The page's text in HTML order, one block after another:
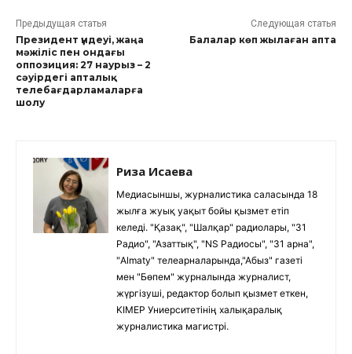
Предыдущая статья
Президент үндеуі, жаңа
мәжіліс пен ондағы
оппозиция: 27 наурыз – 2
сәуірдегі апталық
телебағдарламаларға
шолу
Следующая статья
Балалар көп жылаған апта
Риза Исаева
Медиасыншы, журналистика саласында 18
жылға жуық уақыт бойы қызмет етіп
келеді. "Қазақ", "Шалқар" радиолары, "31
Радио", "Азаттық", "NS Радиосы", "31 арна",
"Almaty" телеарналарында,"Абыз" газеті
мен "Бөпем" журналында журналист,
жүргізуші, редактор болып қызмет еткен,
KIMEP Униерситетінің халықаралық
журналистика магистрі.